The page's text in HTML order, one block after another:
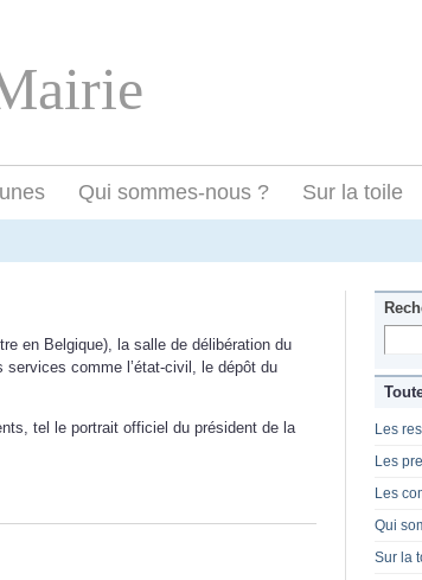
Qui sommes-nous ? Sur la toile
en Belgique), la salle de délibération du
comme l’état-civil, le dépôt du
tel le portrait officiel du président de la
Les
Les
Les
Qui
Sur la